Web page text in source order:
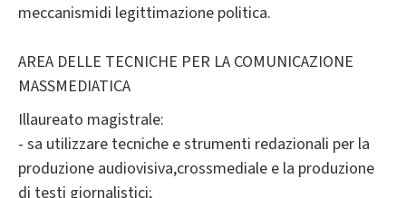
meccanismidi legittimazione politica.
AREA DELLE TECNICHE PER LA COMUNICAZIONE
MASSMEDIATICA
Illaureato magistrale:
- sa utilizzare tecniche e strumenti redazionali per la
produzione audiovisiva,crossmediale e la produzione
di testi giornalistici;